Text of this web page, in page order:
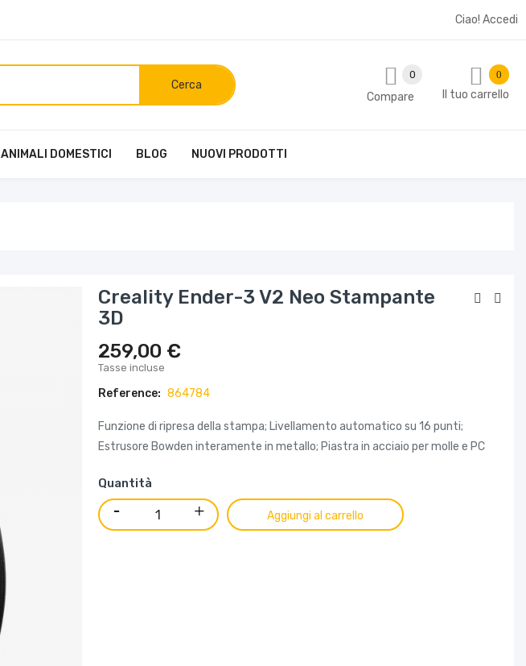
×
Ciao! Accedi
Cerca
0
Il tuo carrello
Compare
0
ANIMALI DOMESTICI BLOG NUOVI PRODOTTI
Creality Ender-3 V2 Neo Stampante
3D
259,00 €
Tasse incluse
Reference: 864784
Funzione di ripresa della stampa; Livellamento automatico su 16 punti;
Estrusore Bowden interamente in metallo; Piastra in acciaio per molle e PC
Quantità
Aggiungi al carrello